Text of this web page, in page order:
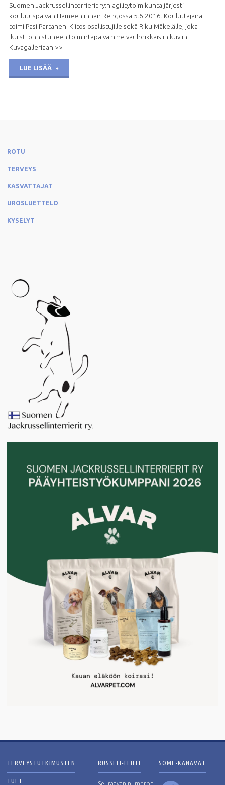
Suomen Jackrussellinterrierit ry:n agilitytoimikunta järjesti
koulutuspäivän Hämeenlinnan Rengossa 5.6.2016. Kouluttajana
toimi Pasi Partanen. Kiitos osallistujille sekä Riku Mäkelälle, joka
ikuisti onnistuneen toimintapäivämme vauhdikkaisiin kuviin!
Kuvagalleriaan >>
LUE LISÄÄ "Kuvaterveiset
ROTU
TERVEYS
KASVATTAJAT
UROSLUETTELO
KYSELYT
TERVEYSTUTKIMUSTEN
TUET
RUSSELI-LEHTI SOME-KANAVAT
Facebook